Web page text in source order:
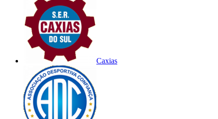
Caxias